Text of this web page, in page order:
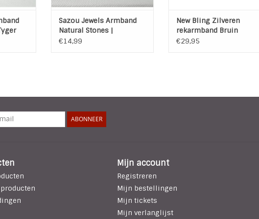
Sazou Jewels Armband
Natural Stones |
Tijgeroog
€14,99
TOEVOEGEN AAN WINKELWAGEN
New Bling Zilveren
rekarmband Bruin
Tijgeroog
€29,95
ABONNEER
Mijn account
Registreren
Mijn bestellingen
Mijn tickets
Mijn verlanglijst